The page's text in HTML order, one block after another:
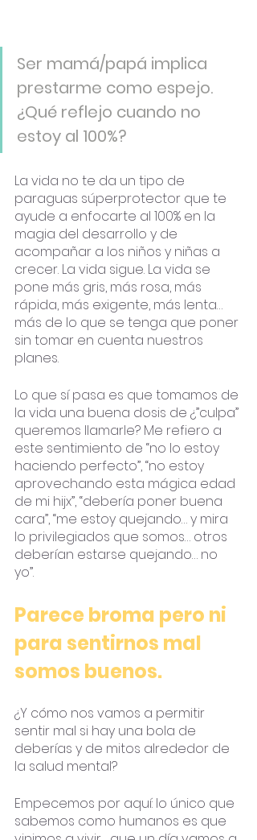
Ser mamá/papá implica
prestarme como espejo.
¿Qué reflejo cuando no
estoy al 100%?
La vida no te da un tipo de
paraguas súperprotector que te
ayude a enfocarte al 100% en la
magia del desarrollo y de
acompañar a los niños y niñas a
crecer. La vida sigue. La vida se
pone más gris, más rosa, más
rápida, más exigente, más lenta…
más de lo que se tenga que poner
sin tomar en cuenta nuestros
planes.
Lo que sí pasa es que tomamos de
la vida una buena dosis de ¿”culpa”
queremos llamarle? Me refiero a
este sentimiento de “no lo estoy
haciendo perfecto”, “no estoy
aprovechando esta mágica edad
de mi hijx”, “debería poner buena
cara”, “me estoy quejando… y mira
lo privilegiados que somos… otros
deberían estarse quejando… no
yo”.
Parece broma pero ni
para sentirnos mal
somos buenos.
¿Y cómo nos vamos a permitir
sentir mal si hay una bola de
deberías y de mitos alrededor de
la salud mental?
Empecemos por aquí: lo único que
sabemos como humanos es que